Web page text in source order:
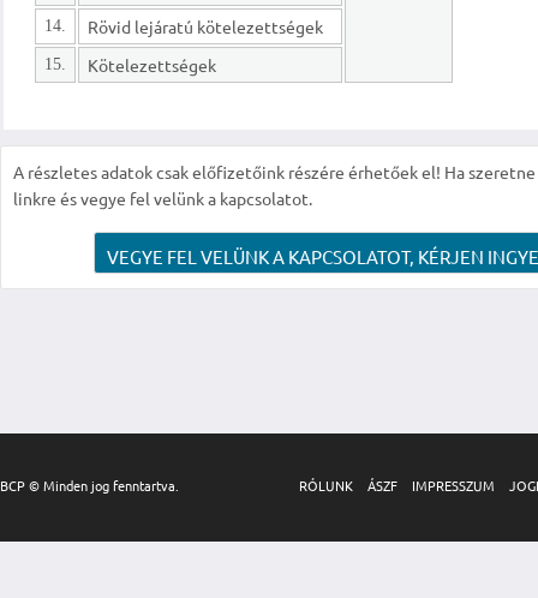
14. Rövid lejáratú kötelezettségek
15. Kötelezettségek
A részletes adatok csak előfizetőink részére érhetőek el! Ha
linkre és vegye fel velünk a kapcsolatot.
VEGYE FEL VELÜNK A KAPCSOLATOT, KÉRJEN
BCP © Minden jog fenntartva. RÓLUNK ÁSZF IMPRESSZUM